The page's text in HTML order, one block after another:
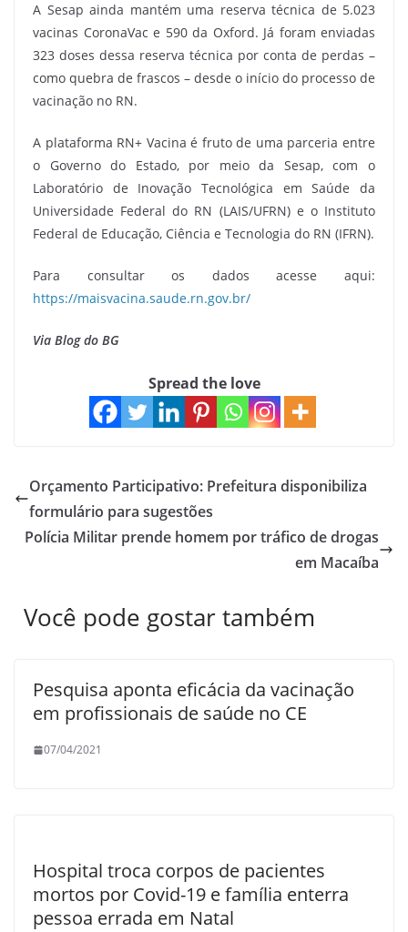
A Sesap ainda mantém uma reserva técnica de 5.023
vacinas CoronaVac e 590 da Oxford. Já foram enviadas
323 doses dessa reserva técnica por conta de perdas –
como quebra de frascos – desde o início do processo de
vacinação no RN.
A plataforma RN+ Vacina é fruto de uma parceria entre
o Governo do Estado, por meio da Sesap, com o
Laboratório de Inovação Tecnológica em Saúde da
Universidade Federal do RN (LAIS/UFRN) e o Instituto
Federal de Educação, Ciência e Tecnologia do RN (IFRN).
Para consultar os dados acesse aqui:
https://maisvacina.saude.rn.gov.br/
Via Blog do BG
Spread the love
Orçamento Participativo: Prefeitura disponibiliza
formulário para sugestões
Polícia Militar prende homem por tráfico de drogas
em Macaíba
Você pode gostar também
Pesquisa aponta eficácia da vacinação
em profissionais de saúde no CE
07/04/2021
Hospital troca corpos de pacientes
mortos por Covid-19 e família enterra
pessoa errada em Natal